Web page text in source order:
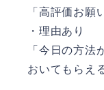
「高評価お願
・理由あり
「今日の方法
おいてもらえ